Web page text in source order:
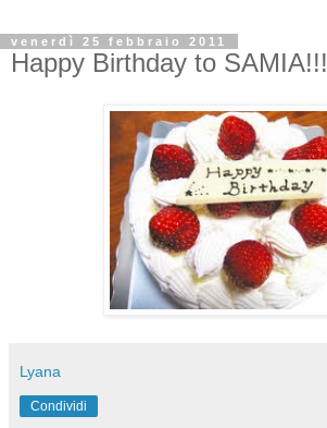
venerdì 25 febbraio 2011
Happy Birthday to SAMIA!!!
Lyana
Condividi